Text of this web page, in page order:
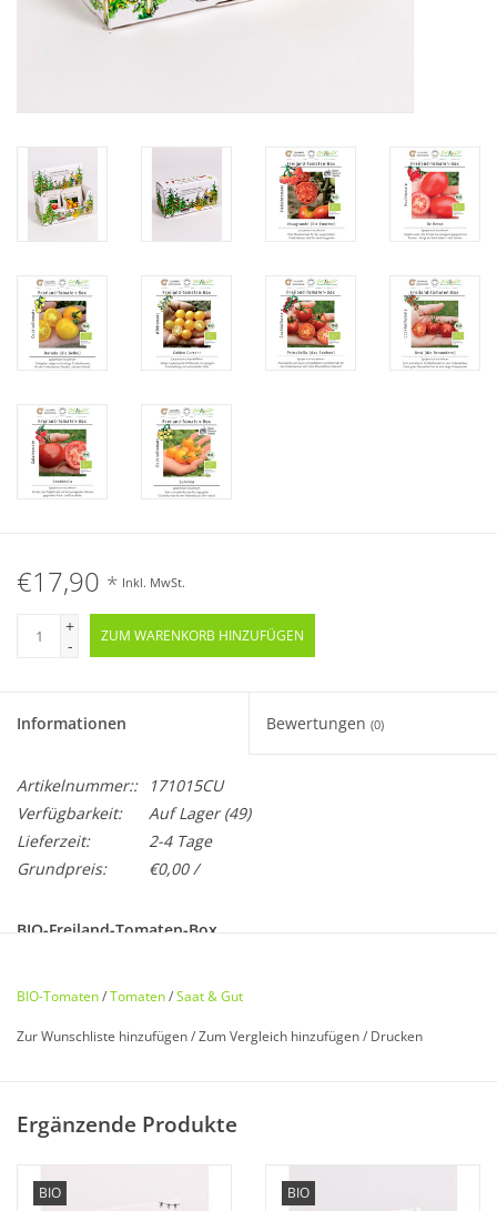
€17,90 * Inkl. MwSt.
+
-
ZUM WARENKORB HINZUFÜGEN
Informationen Bewertungen (0)
Artikelnummer::
171015CU
Verfügbarkeit:
Auf Lager(49)
Lieferzeit:
2-4 Tage
Grundpreis:
€0,00 /
BIO-Freiland-Tomaten-Box
BIO-Tomaten/Tomaten/Saat & Gut
Zur Wunschliste hinzufügen/Zum Vergleich hinzufügen/ Drucken
Ergänzende Produkte
BIO BIO